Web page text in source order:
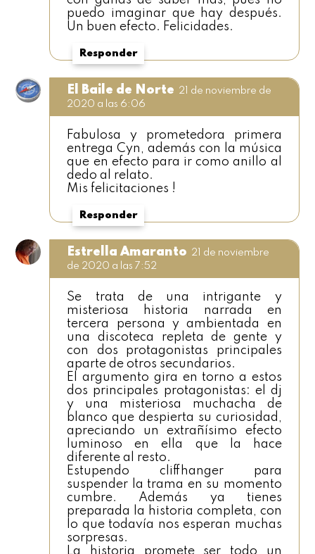
puedo imaginar que hay después.
Un buen efecto. Felicidades.
Responder
El Baile de Norte 21 de noviembre de
2020 a las 6:06
Fabulosa y prometedora primera
entrega Cyn, además con la música
que en efecto para ir como anillo al
dedo al relato.
Mis felicitaciones !
Responder
Estrella Amaranto 21 de noviembre
de 2020 a las 7:52
Se trata de una intrigante y
misteriosa historia narrada en
tercera persona y ambientada en
una discoteca repleta de gente y
con dos protagonistas principales
aparte de otros secundarios.
El argumento gira en torno a estos
dos principales protagonistas: el dj
y una misteriosa muchacha de
blanco que despierta su curiosidad,
apreciando un extrañísimo efecto
luminoso en ella que la hace
diferente al resto.
Estupendo cliffhanger para
suspender la trama en su momento
cumbre. Además ya tienes
preparada la historia completa, con
lo que todavía nos esperan muchas
sorpresas.
La historia promete ser todo un